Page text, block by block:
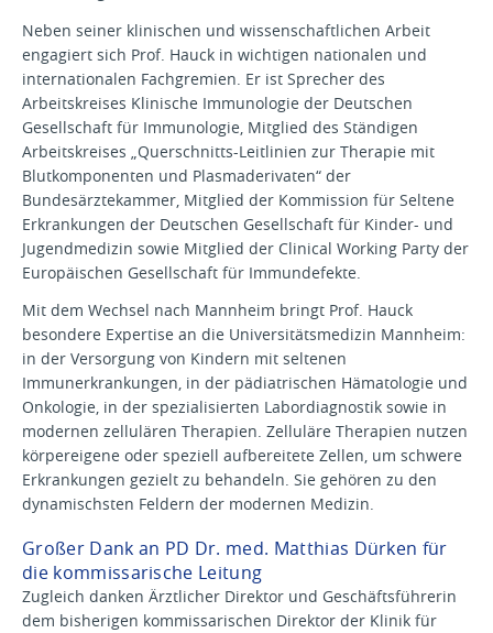
Neben seiner klinischen und wissenschaftlichen Arbeit
engagiert sich Prof. Hauck in wichtigen nationalen und
internationalen Fachgremien. Er ist Sprecher des
Arbeitskreises Klinische Immunologie der Deutschen
Gesellschaft für Immunologie, Mitglied des Ständigen
Arbeitskreises „Querschnitts-Leitlinien zur Therapie mit
Blutkomponenten und Plasmaderivaten“ der
Bundesärztekammer, Mitglied der Kommission für Seltene
Erkrankungen der Deutschen Gesellschaft für Kinder- und
Jugendmedizin sowie Mitglied der Clinical Working Party der
Europäischen Gesellschaft für Immundefekte.
Mit dem Wechsel nach Mannheim bringt Prof. Hauck
besondere Expertise an die Universitätsmedizin Mannheim:
in der Versorgung von Kindern mit seltenen
Immunerkrankungen, in der pädiatrischen Hämatologie und
Onkologie, in der spezialisierten Labordiagnostik sowie in
modernen zellulären Therapien. Zelluläre Therapien nutzen
körpereigene oder speziell aufbereitete Zellen, um schwere
Erkrankungen gezielt zu behandeln. Sie gehören zu den
dynamischsten Feldern der modernen Medizin.
Großer Dank an PD Dr. med. Matthias Dürken für
die kommissarische Leitung
Zugleich danken Ärztlicher Direktor und Geschäftsführerin
dem bisherigen kommissarischen Direktor der Klinik für